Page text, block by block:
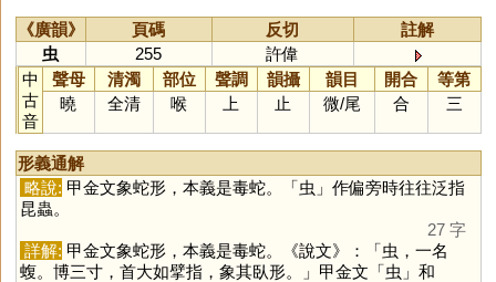
《廣韻》 頁碼 反切
註解
虫
255
許偉
中
古
音
聲母 清濁 部位 聲調 韻攝 韻目 開合
等第
曉
全清 喉 上 止 微/尾 合 三
形義通解
略說: 甲金文象蛇形，本義是毒蛇。「虫 」作偏旁時往往泛指
昆蟲。
27 字
詳解: 甲金文象蛇形，本義是毒蛇。《說文》：「虫，一名
蝮。博三寸，首大如擘指，象其臥形。」甲金文「虫 」和